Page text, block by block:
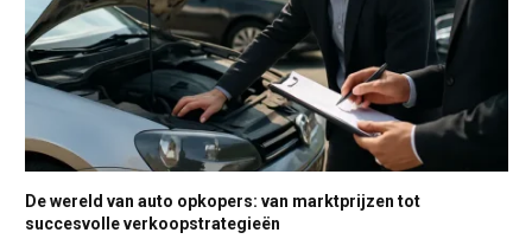
De wereld van auto opkopers: van marktprijzen tot
succesvolle verkoopstrategieën